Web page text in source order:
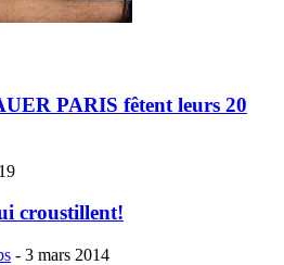
PARIS fêtent leurs 20
croustillent!
- 3 mars 2014